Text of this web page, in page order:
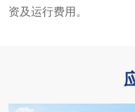
资及运行费用。